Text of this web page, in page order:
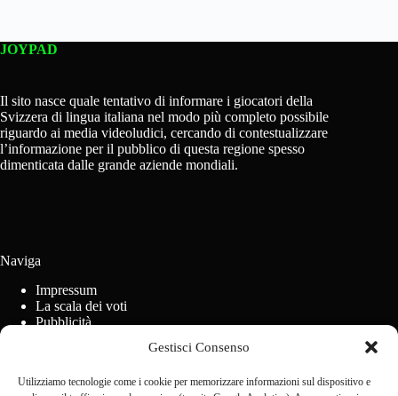
Gestisci Consenso
Utilizziamo tecnologie come i cookie per memorizzare informazioni sul dispositivo e
JOYPAD
Il sito nasce quale tentativo di informare i giocatori della
Svizzera di lingua italiana nel modo più completo possibile
riguardo ai media videoludici, cercando di contestualizzare
l’informazione per il pubblico di questa regione spesso
dimenticata dalle grande aziende mondiali.
Naviga
Impressum
La scala dei voti
Pubblicità